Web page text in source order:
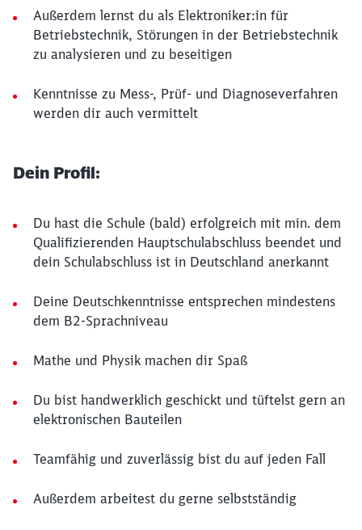
Außerdem lernst du als Elektroniker:in für
Betriebstechnik, Störungen in der Betriebstechnik
zu analysieren und zu beseitigen
Kenntnisse zu Mess-, Prüf- und Diagnoseverfahren
werden dir auch vermittelt
Dein Profil:
Du hast die Schule (bald) erfolgreich mit min. dem
Qualifizierenden Hauptschulabschluss beendet und
dein Schulabschluss ist in Deutschland anerkannt
Deine Deutschkenntnisse entsprechen mindestens
dem B2-Sprachniveau
Mathe und Physik machen dir Spaß
Du bist handwerklich geschickt und tüftelst gern an
elektronischen Bauteilen
Teamfähig und zuverlässig bist du auf jeden Fall
Außerdem arbeitest du gerne selbstständig